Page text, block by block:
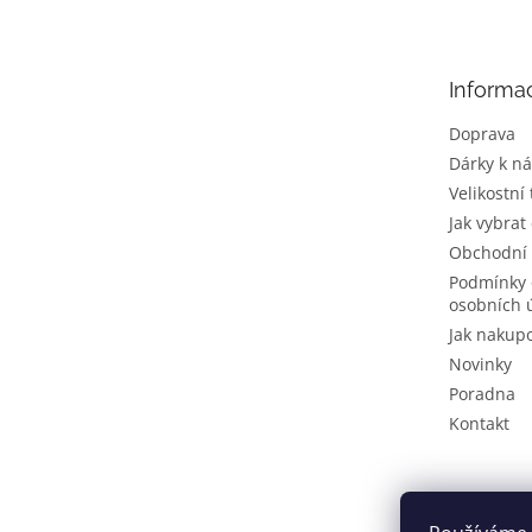
Doprava
Dárky k
Velikostní
Jak
osobních
Jak
Novinky
Poradna
Kontakt